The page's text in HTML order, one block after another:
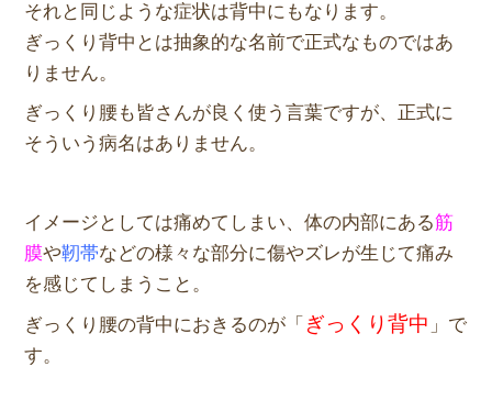
それと同じような症状は背中にもなります。
ぎっくり背中とは抽象的な名前で正式なものではあ
りません。
ぎっくり腰も皆さんが良く使う言葉ですが、正式に
そういう病名はありません。
イメージとしては痛めてしまい、体の内部にある筋
膜や靭帯などの様々な部分に傷やズレが生じて痛み
を感じてしまうこと。
ぎっくり腰の背中におきるのが「 ぎっくり背中 」で
す。